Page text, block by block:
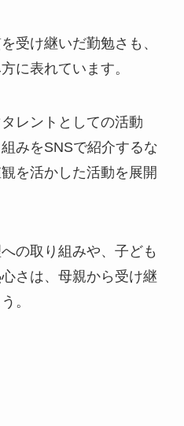
受け継いだ勤勉さも、
に表れています。
レントとしての活動
みをSNSで紹介するな
を活かした活動を展開
の取り組みや、子ども
さは、母親から受け継
。